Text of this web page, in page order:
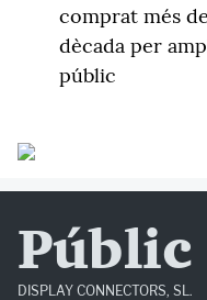
comprat més
dècada per
públic
Públic
DISPLAY CONNECTORS, SL.